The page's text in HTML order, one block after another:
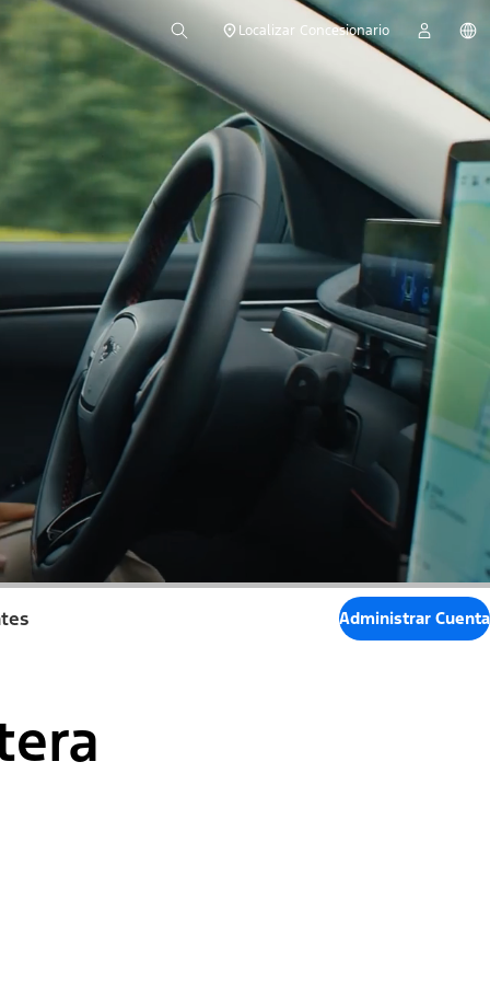
Localizar Concesionario
Administrar Cuenta